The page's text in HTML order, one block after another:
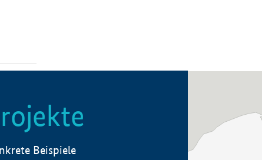
Beispiele